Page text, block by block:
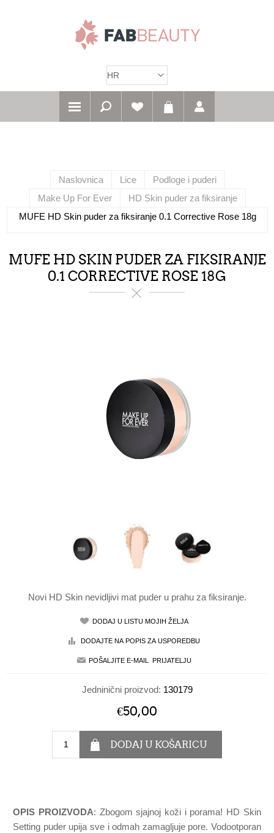
Naslovnica Lice
Podloge i puderi
Make Up For Ever
HD Skin puder za fiksiranje
MUFE HD Skin puder za fiksiranje 0.1 Corrective Rose 18g
MUFE HD SKIN PUDER ZA FIKSIRANJE
0.1 CORRECTIVE ROSE 18G
Novi HD Skin nevidljivi mat puder u prahu za fiksiranje.
Jedninični proizvod: 130179
€50,00
OPIS PROIZVODA: Zbogom sjajnoj koži i porama! HD Skin
Setting puder upija sve i odmah zamagljuje pore. Vodootporan